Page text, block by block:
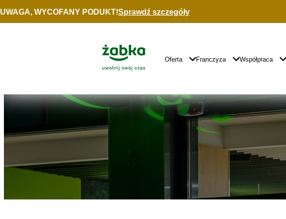
Idź do treści
UWAGA, WYCOFANY PODUKT!Sprawdź szczegóły
Główne
Logo
Główna
Nawigacja
Oferta Franczyza Współpraca